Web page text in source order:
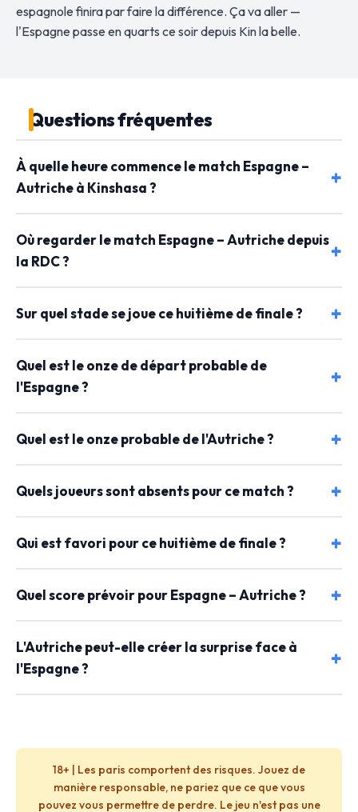
espagnole finira par faire la différence. Ça va aller —
l'Espagne passe en quarts ce soir depuis Kin la belle.
Questions fréquentes
À quelle heure commence le match Espagne –
Autriche à Kinshasa ?
Où regarder le match Espagne – Autriche depuis
la RDC ?
Sur quel stade se joue ce huitième de finale ?
Quel est le onze de départ probable de
l'Espagne ?
Quel est le onze probable de l'Autriche ?
Quels joueurs sont absents pour ce match ?
Qui est favori pour ce huitième de finale ?
Quel score prévoir pour Espagne – Autriche ?
L'Autriche peut-elle créer la surprise face à
l'Espagne ?
18+ | Les paris comportent des risques. Jouez de
manière responsable, ne pariez que ce que vous
pouvez vous permettre de perdre. Le jeu n'est pas une